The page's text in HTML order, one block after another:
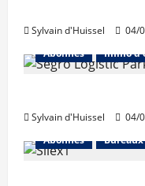
Sylvain d'Huissel
04/
Abonnés
Immo
Sylvain d'Huissel
04/
Abonnés
Bureaux